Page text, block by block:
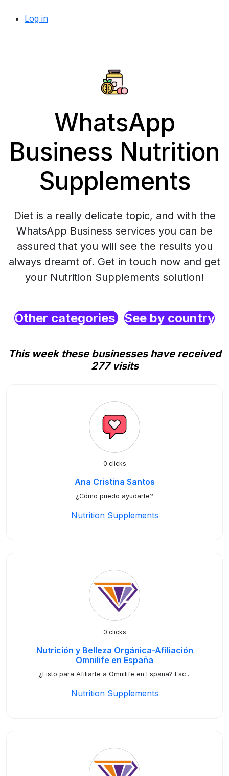
Log in
WhatsApp
Business Nutrition
Supplements
Diet is a really delicate topic, and with the
WhatsApp Business services you can be
assured that you will see the results you
always dreamt of. Get in touch now and get
your Nutrition Supplements solution!
Other categories See by country
This week these businesses have received
277 visits
0 clicks
Ana Cristina Santos
¿Cómo puedo ayudarte?
Nutrition Supplements
0 clicks
Nutrición y Belleza Orgánica-Afiliación
Omnilife en España
¿Listo para Afiliarte a Omnilife en España? Esc...
Nutrition Supplements